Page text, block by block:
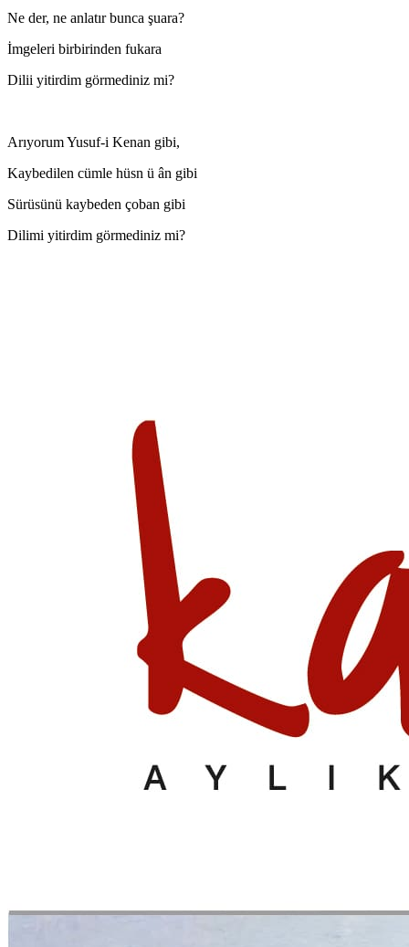
Ne der, ne anlatır bunca şuara?
İmgeleri birbirinden fukara
Dilii yitirdim görmediniz mi?
Arıyorum Yusuf-i Kenan gibi,
Kaybedilen cümle hüsn ü ân gibi
Sürüsünü kaybeden çoban gibi
Dilimi yitirdim görmediniz mi?